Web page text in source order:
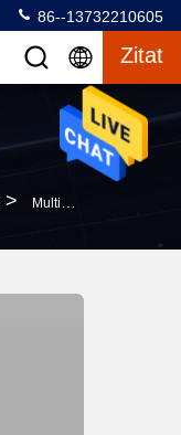
86--13732210605
Zitat
> Multi-Glanzmessgerät 0-2000GU Testbereich Dimension Große Batteriekapazität Genauigkeit